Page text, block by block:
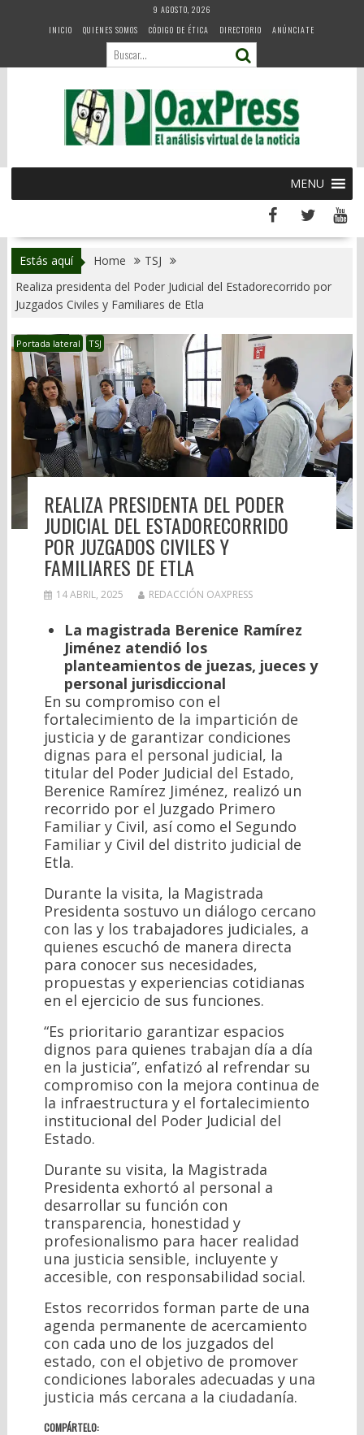
9 AGOSTO, 2026
INICIO
QUIENES SOMOS CÓDIGO DE ÉTICA DIRECTORIO ANÚNCIATE
MENU
Estás aquí Home
TSJ
Realiza presidenta del Poder Judicial del Estadorecorrido por
Juzgados Civiles y Familiares de Etla
Portada lateral TSJ
REALIZA PRESIDENTA DEL PODER
JUDICIAL DEL ESTADORECORRIDO
POR JUZGADOS CIVILES Y
FAMILIARES DE ETLA
14 ABRIL, 2025 REDACCIÓN OAXPRESS
La magistrada Berenice Ramírez
Jiménez atendió los
planteamientos de juezas, jueces y
personal jurisdiccional
En su compromiso con el
fortalecimiento de la impartición de
justicia y de garantizar condiciones
dignas para el personal judicial, la
titular del Poder Judicial del Estado,
Berenice Ramírez Jiménez, realizó un
recorrido por el Juzgado Primero
Familiar y Civil, así como el Segundo
Familiar y Civil del distrito judicial de
Etla.
Durante la visita, la Magistrada
Presidenta sostuvo un diálogo cercano
con las y los trabajadores judiciales, a
quienes escuchó de manera directa
para conocer sus necesidades,
propuestas y experiencias cotidianas
en el ejercicio de sus funciones.
“Es prioritario garantizar espacios
dignos para quienes trabajan día a día
en la justicia”, enfatizó al refrendar su
compromiso con la mejora continua de
la infraestructura y el fortalecimiento
institucional del Poder Judicial del
Estado.
Durante su visita, la Magistrada
Presidenta exhortó al personal a
desarrollar su función con
transparencia, honestidad y
profesionalismo para hacer realidad
una justicia sensible, incluyente y
accesible, con responsabilidad social.
Estos recorridos forman parte de una
agenda permanente de acercamiento
con cada uno de los juzgados del
estado, con el objetivo de promover
condiciones laborales adecuadas y una
justicia más cercana a la ciudadanía.
COMPÁRTELO: